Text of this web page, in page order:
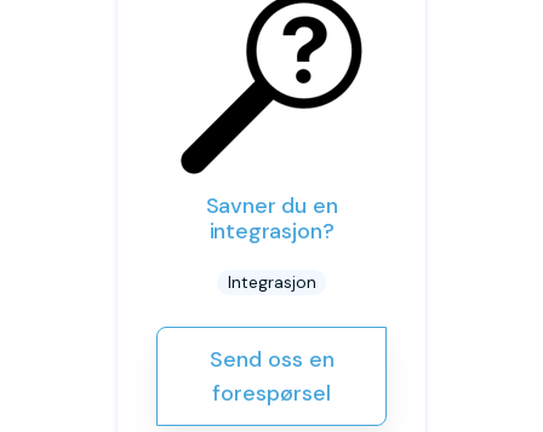
Savner du en
integrasjon?
Integrasjon
Send oss en
forespørsel